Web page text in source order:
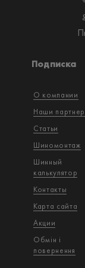
О компании
Наши
Статьи
Шиномонтаж
Шинный
калькулятор
Контакты
Карта сайта
Акции
Обмін і
повернення
Подписка